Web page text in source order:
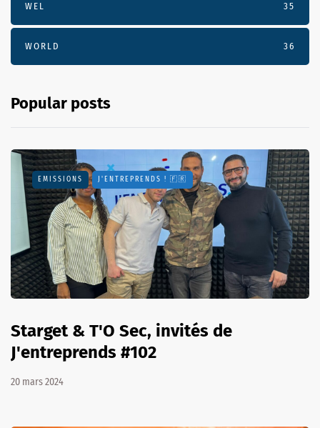
WEL 35
WORLD 36
Popular posts
EMISSIONS J'ENTREPRENDS ! 🇫🇷
Starget & T'O Sec, invités de
J'entreprends #102
20 mars 2024